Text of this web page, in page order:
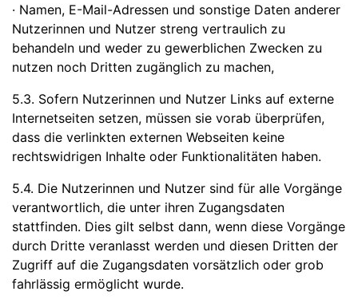
· Namen, E-Mail-Adressen und sonstige Daten anderer
Nutzerinnen und Nutzer streng vertraulich zu
behandeln und weder zu gewerblichen Zwecken zu
nutzen noch Dritten zugänglich zu machen,
5.3. Sofern Nutzerinnen und Nutzer Links auf externe
Internetseiten setzen, müssen sie vorab überprüfen,
dass die verlinkten externen Webseiten keine
rechtswidrigen Inhalte oder Funktionalitäten haben.
5.4. Die Nutzerinnen und Nutzer sind für alle Vorgänge
verantwortlich, die unter ihren Zugangsdaten
stattfinden. Dies gilt selbst dann, wenn diese Vorgänge
durch Dritte veranlasst werden und diesen Dritten der
Zugriff auf die Zugangsdaten vorsätzlich oder grob
fahrlässig ermöglicht wurde.